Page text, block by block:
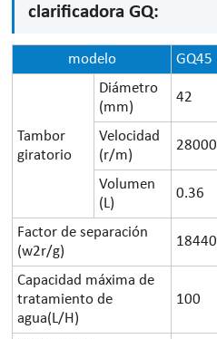
clarificadora GQ:
modelo GQ45
Tambor
giratorio
Diámetro
(mm)
42
Velocidad
(r/m)
28000
Volumen
(L)
0.36
Factor de separación
(w2r/g)
18440
Capacidad máxima de
tratamiento de
agua(L/H)
100